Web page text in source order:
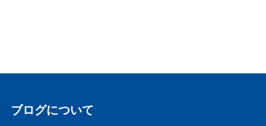
ブログについて